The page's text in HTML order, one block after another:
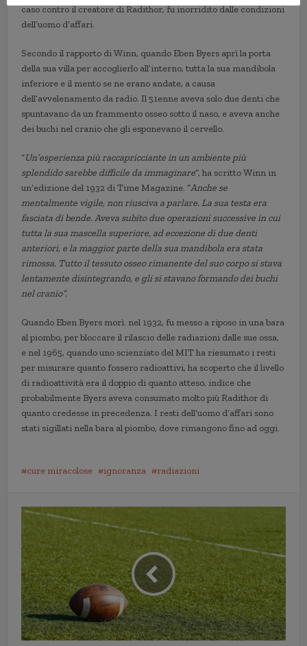
caso contro il creatore di Radithor, fu inorridito dalle condizioni
dell’uomo d’affari.
Secondo il rapporto di Winn, quando Eben Byers aprì la porta
della sua villa per accoglierlo all’interno, tutta la sua mandibola
inferiore e il mento se ne erano andate, a causa
dell’avvelenamento da radio. Il 51enne aveva solo due denti che
spuntavano da un frammento osseo sotto il naso, e aveva anche
dei buchi nel cranio che gli esponevano il cervello.
“Un’esperienza più raccapricciante in un ambiente più
splendido sarebbe difficile da immaginare“, ha scritto Winn in
un’edizione del 1932 di Time Magazine. “Anche se
mentalmente vigile, non riusciva a parlare. La sua testa era
fasciata di bende. Aveva subito due operazioni successive in cui
tutta la sua mascella superiore, ad eccezione di due denti
anteriori, e la maggior parte della sua mandibola era stata
rimossa. Tutto il tessuto osseo rimanente del suo corpo si stava
lentamente disintegrando, e gli si stavano formando dei buchi
nel cranio”.
Quando Eben Byers morì. nel 1932, fu messo a riposo in una bara
al piombo, per bloccare il rilascio delle radiazioni dalle sue ossa,
e nel 1965, quando uno scienziato del MIT ha riesumato i resti
per misurare quanto fossero radioattivi, ha scoperto che il livello
di radioattività era il doppio di quanto atteso, indice che
probabilmente Byers aveva consumato molto più Radithor di
quanto credesse in precedenza. I resti dell’uomo d’affari sono
stati sigillati nella bara al piombo, dove rimangono fino ad oggi.
cure miracolose ignoranza radiazioni